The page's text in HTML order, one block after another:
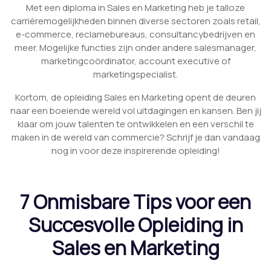
Met een diploma in Sales en Marketing heb je talloze
carrièremogelijkheden binnen diverse sectoren zoals retail,
e-commerce, reclamebureaus, consultancybedrijven en
meer. Mogelijke functies zijn onder andere salesmanager,
marketingcoördinator, account executive of
marketingspecialist.
Kortom, de opleiding Sales en Marketing opent de deuren
naar een boeiende wereld vol uitdagingen en kansen. Ben jij
klaar om jouw talenten te ontwikkelen en een verschil te
maken in de wereld van commercie? Schrijf je dan vandaag
nog in voor deze inspirerende opleiding!
7 Onmisbare Tips voor een
Succesvolle Opleiding in
Sales en Marketing